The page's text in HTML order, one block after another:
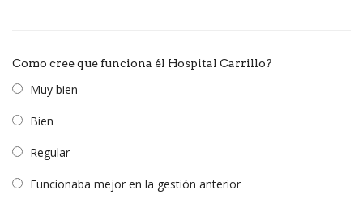
Como cree que funciona él Hospital Carrillo?
Muy bien
Bien
Regular
Funcionaba mejor en la gestión anterior